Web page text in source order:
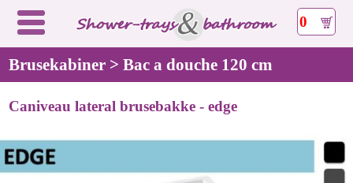
0
Brusekabiner > Bac a douche 120 cm
Caniveau lateral brusebakke - edge